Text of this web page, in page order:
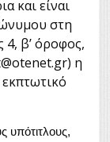
και είναι
στη
β’ όροφος,
η
υπότιτλους,